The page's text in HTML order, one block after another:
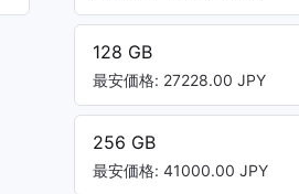
128 GB
最安価格: 27228.00 JPY
256 GB
最安価格: 41000.00 JPY